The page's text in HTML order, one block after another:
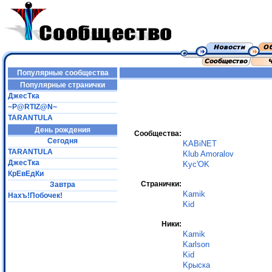
Популярные сообщества
Популярные странички
ДжесТка
~P@RTIZ@N~
TARANTULA
День рождения
Сегодня
TARANTULA
ДжесТка
КрЕвЕдКи
Завтра
Нахъ!Побочек!
Сообщества:
KABiNET
Klub Amoralov
Kус'OK
Странички:
Kamik
Kid
Ники:
Kamik
Karlson
Kid
Kрыскa